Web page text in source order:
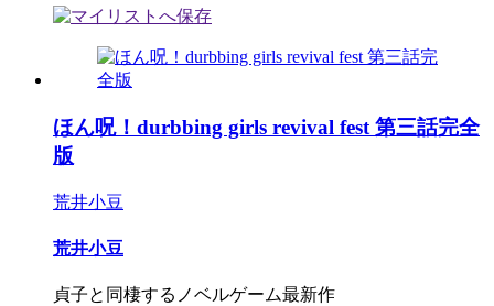
ほん呪！durbbing girls revival fest 第三話完全
版
荒井小豆
荒井小豆
貞子と同棲するノベルゲーム最新作